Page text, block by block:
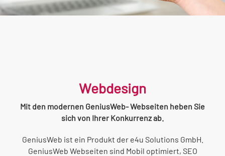
Webdesign
Mit den modernen GeniusWeb- Webseiten heben Sie
sich von Ihrer Konkurrenz ab.
GeniusWeb ist ein Produkt der e4u Solutions GmbH.
GeniusWeb Webseiten sind Mobil optimiert, SEO